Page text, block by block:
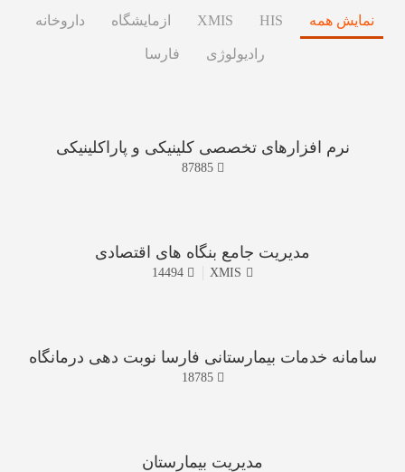
نمایش همه HIS
XMIS ازمایشگاه داروخانه
رادیولوژی فارسا
نرم افزارهای تخصصی کلینیکی و پاراکلینیکی
87885
مدیریت جامع بنگاه های اقتصادی
XMIS
سامانه خدمات بیمارستانی فارسا نوبت دهی درمانگاه
18785
مدیریت بیمارستان